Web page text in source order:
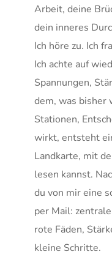
Arbeit, deine
dein inneres
Ich höre zu. Ich
Ich achte auf
Spannungen,
dem, was bisher
Stationen,
wirkt, entsteht
Landkarte, mit
lesen kannst.
du von mir eine
per Mail:
rote Fäden,
kleine Schritte.